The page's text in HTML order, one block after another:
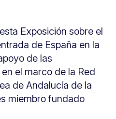
Exposición sobre el
de España en la
de las
el marco de la Red
de Andalucía de la
miembro fundado